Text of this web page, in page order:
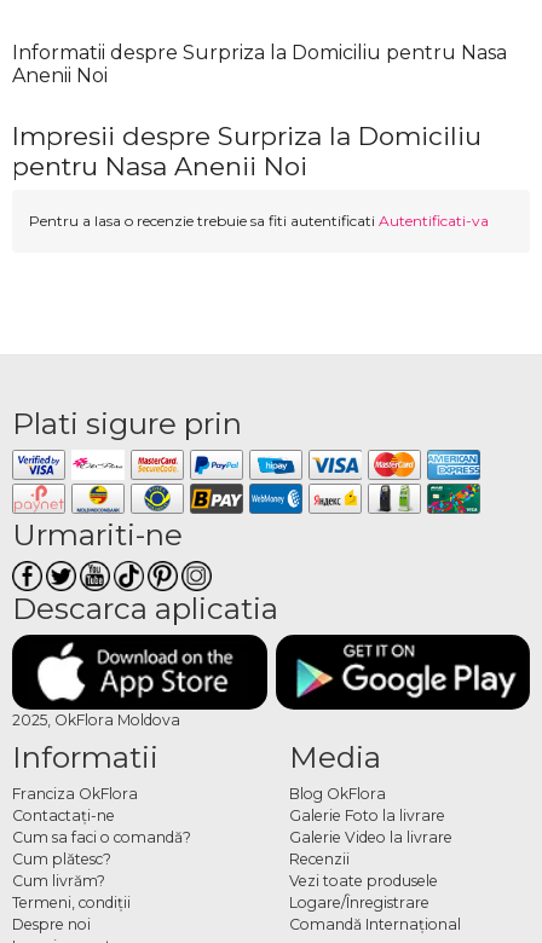
Informatii despre Surpriza la Domiciliu pentru Nasa
Anenii Noi
Impresii despre Surpriza la Domiciliu
pentru Nasa Anenii Noi
Pentru a lasa o recenzie trebuie sa fiti autentificati Autentificati-va
Plati sigure prin
Urmariti-ne
Descarca aplicatia
2025, OkFlora Moldova
Informatii
Franciza OkFlora
Contactaţi-ne
Cum sa faci o comandă?
Cum plătesc?
Cum livrăm?
Termeni, condiţii
Despre noi
Media
Blog OkFlora
Galerie Foto la livrare
Galerie Video la livrare
Recenzii
Vezi toate produsele
Logare/Înregistrare
Comandă Internațional